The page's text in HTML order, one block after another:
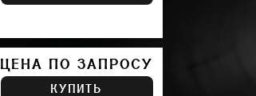
ЦЕНА ПО ЗАПРОСУ
КУПИТЬ